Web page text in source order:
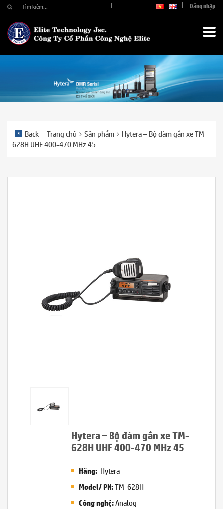
Đăng nhập
Back Trang chủ Sản phẩm
Hytera – Bộ đàm gắn xe TM-
628H UHF 400-470 MHz 45
Hytera – Bộ đàm gắn xe TM-
628H UHF 400-470 MHz 45
Hãng: Hytera
Model/ PN:TM-628H
Công nghệ:Analog